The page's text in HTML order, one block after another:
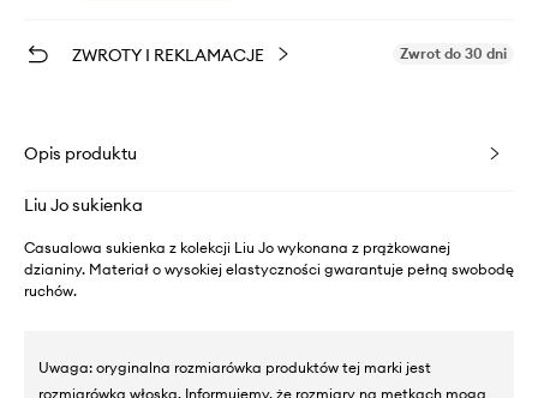
ZWROTY I REKLAMACJE Zwrot do 30 dni
Opis produktu
Liu Jo sukienka
Casualowa sukienka z kolekcji Liu Jo wykonana z prążkowanej
dzianiny. Materiał o wysokiej elastyczności gwarantuje pełną swobodę
ruchów.
Uwaga: oryginalna rozmiarówka produktów tej marki jest
rozmiarówką włoską. Informujemy, że rozmiary na metkach mogą